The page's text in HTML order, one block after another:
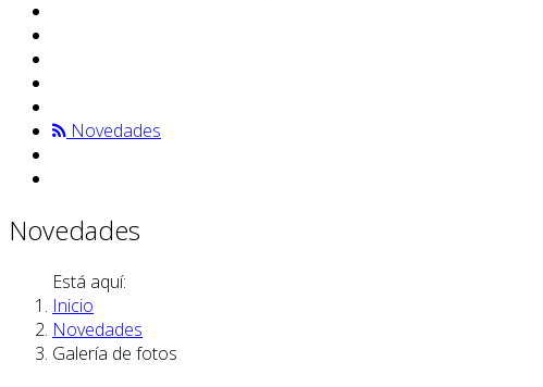
Novedades
Novedades
Está aquí:
Inicio
Novedades
Galería de fotos